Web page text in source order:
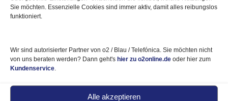
Sie möchten. Essenzielle Cookies sind immer aktiv, damit alles reibungslos
funktioniert.
Wir sind autorisierter Partner von o2 / Blau / Telefónica. Sie möchten nicht
von uns beraten werden? Dann geht's hier zu o2online.de oder hier zum
Kundenservice
Alle akzeptieren
Bestellformular und Infos o2 Allnet Flat Tarife
kostenlos per E-Mail
KostenloseTarifberatungzu den o2 Allnet